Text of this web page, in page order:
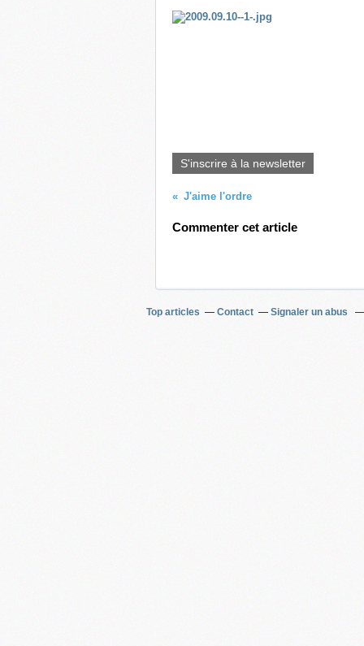
S'inscrire à la newsletter
J'aime l'ordre
Commenter cet article
Top articles Contact Signaler un abus